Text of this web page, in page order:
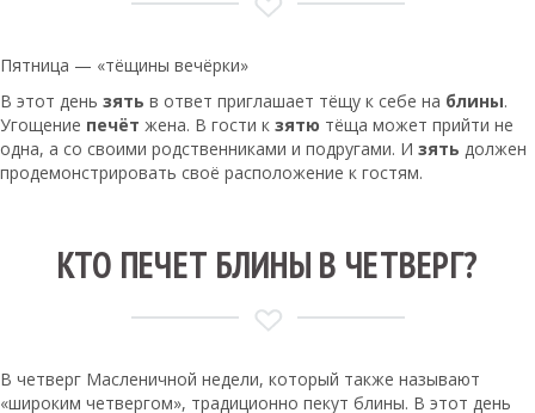
Пятница — «тёщины вечёрки»
В этот день зять в ответ приглашает тёщу к себе на блины.
Угощение печёт жена. В гости к зятю тёща может прийти не
одна, а со своими родственниками и подругами. И зять должен
продемонстрировать своё расположение к гостям.
КТО ПЕЧЕТ БЛИНЫ В ЧЕТВЕРГ?
В четверг Масленичной недели, который также называют
«широким четвергом», традиционно пекут блины. В этот день